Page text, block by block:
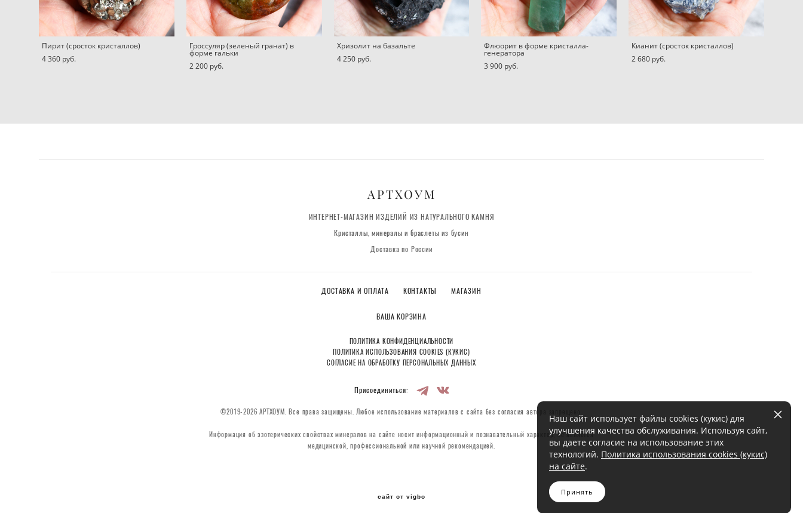
Пирит (сросток кристаллов)
4 360 pуб.
Гроссуляр (зеленый гранат) в
форме гальки
2 200 pуб.
Хризолит на базальте
4 250 pуб.
Флюорит в форме кристалла-
генератора
3 900 pуб.
Кианит (сросток кристаллов)
2 680 pуб.
АРТХОУМ
ИНТЕРНЕТ-МАГАЗИН ИЗДЕЛИЙ ИЗ НАТУРАЛЬНОГО КАМНЯ
Кристаллы, минералы и браслеты из бусин
Доставка по России
ДОСТАВКА И ОПЛАТА КОНТАКТЫ МАГАЗИН
ВАША КОРЗИНА
ПОЛИТИКА КОНФИДЕНЦИАЛЬНОСТИ
ПОЛИТИКА ИСПОЛЬЗОВАНИЯ COOKIES (КУКИС)
СОГЛАСИЕ НА ОБРАБОТКУ ПЕРСОНАЛЬНЫХ ДАННЫХ
Присоединиться:
©2019-2026 АРТХОУМ. Все права защищены. Любое использование материалов с сайта без согласия автора запрещено.
Информация об эзотерических свойствах минералов на сайте носит информационный и познавательный характер, не является
медицинской, профессиональной или научной рекомендацией.
сайт от vigbo
Наш сайт использует файлы cookies (кукис) для
улучшения качества обслуживания. Используя сайт,
вы даете согласие на использование этих
технологий. Политика использования cookies (кукис)
на сайте.
Принять